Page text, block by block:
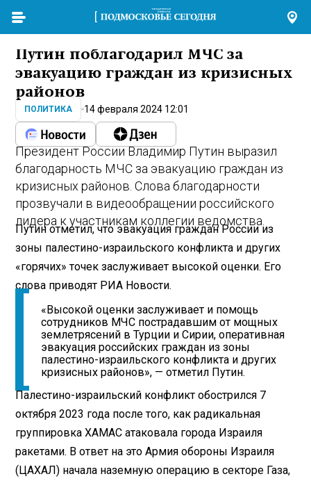
Путин поблагодарил МЧС за
эвакуацию граждан из кризисных
районов
ПОЛИТИКА 14 февраля 2024 12:01
Президент России Владимир Путин выразил
благодарность МЧС за эвакуацию граждан из
кризисных районов. Слова благодарности
прозвучали в видеообращении российского
лидера к участникам коллегии ведомства.
Путин отметил, что эвакуация граждан России из
зоны палестино-израильского конфликта и других
«горячих» точек заслуживает высокой оценки. Его
слова приводят РИА Новости.
«Высокой оценки заслуживает и помощь
сотрудников МЧС пострадавшим от мощных
землетрясений в Турции и Сирии, оперативная
эвакуация российских граждан из зоны
палестино-израильского конфликта и других
кризисных районов», — отметил Путин.
Палестино-израильский конфликт обострился 7
октября 2023 года после того, как радикальная
группировка ХАМАС атаковала города Израиля
ракетами. В ответ на это Армия обороны Израиля
(ЦАХАЛ) начала наземную операцию в секторе Газа,